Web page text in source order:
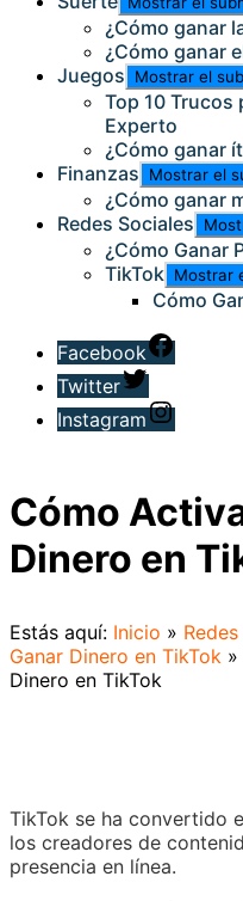
¿Cómo ganar
¿Cómo ganar
Juegos
Mostrar el
Top 10 Trucos
Experto
¿Cómo ganar
Finanzas
Mostrar el
¿Cómo ganar
Redes Sociales
¿Cómo Ganar
TikTok Mostrar
Cómo
Facebook
Twitter
Instagram
Cómo
Dinero en
Estás aquí: Inicio »
Ganar Dinero en TikTok »
Dinero en TikTok
TikTok se ha convertido
los creadores de
presencia en línea.